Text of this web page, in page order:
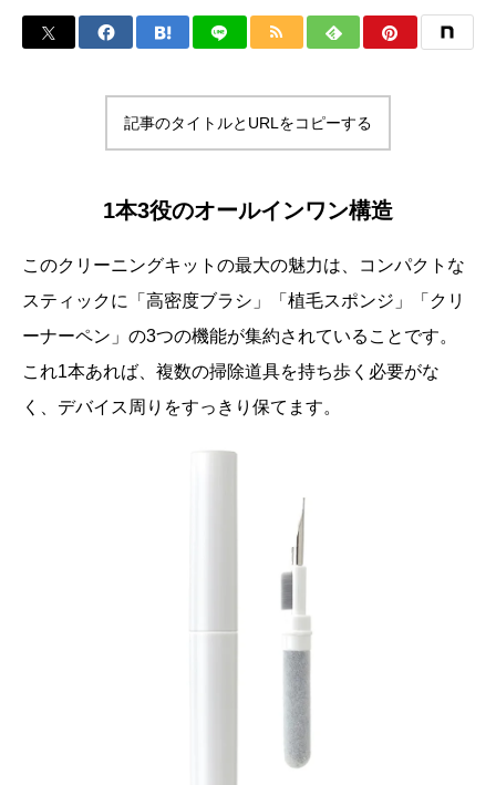
記事のタイトルとURLをコピーする
1本3役のオールインワン構造
このクリーニングキットの最大の魅力は、コンパクトな
スティックに「高密度ブラシ」「植毛スポンジ」「クリ
ーナーペン」の3つの機能が集約されていることです。
これ1本あれば、複数の掃除道具を持ち歩く必要がな
く、デバイス周りをすっきり保てます。